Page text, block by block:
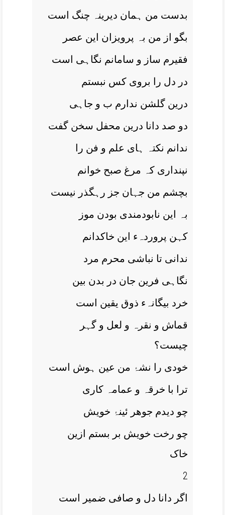
بدست من ہمان دیرینہ چنگ است
بگو از من بہ پرویزان این عصر
فقیرم ساز و سامانم نگاہی است
در دل را بروی کس نبستم
درین گلشن ندارم ب و جاہی
دو صد دانا درین محفل سخن گفت
ندانم نکتہ ہای علم و فن را
نپنداری کہ مرغ صبح خوانم
بچشم من جہان جز رہگذر نیست
بہ این نابودمندی بودن موز
کہن پروردہء این خاکدانم
ندانی تا نباشی محرم مرد
نگاہی فرین جان در بدن بین
خرد بیگانہء ذوق یقین است
قماش و نقرہ و لعل و گہر
چیست؟
خودی را نشۂ من عین ہوش است
ترا با خرقہ و عمامہ کاری
چو دیدم جوھر ئینۂ خویش
چو رخت خویش بر بستم ازین
خاک
2
اگر دانا دل و صافی ضمیر است